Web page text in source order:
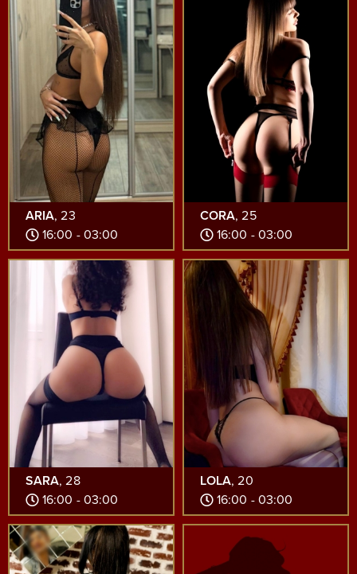
ARIA, 23
16:00 - 03:00
CORA, 25
16:00 - 03:00
SARA, 28
16:00 - 03:00
LOLA, 20
16:00 - 03:00